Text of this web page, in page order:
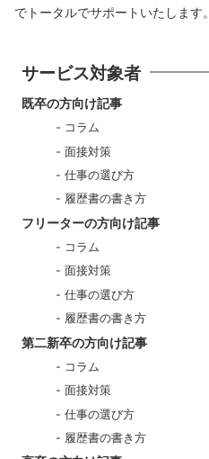
でトータルでサポートいたします。
サービス対象者
既卒の方向け記事
コラム
面接対策
仕事の選び方
履歴書の書き方
フリーターの方向け記事
コラム
面接対策
仕事の選び方
履歴書の書き方
第二新卒の方向け記事
コラム
面接対策
仕事の選び方
履歴書の書き方